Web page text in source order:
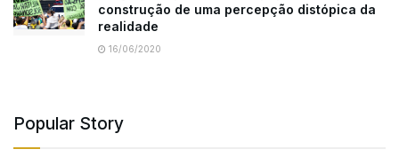
construção de uma percepção distópica da
realidade
16/06/2020
Popular Story